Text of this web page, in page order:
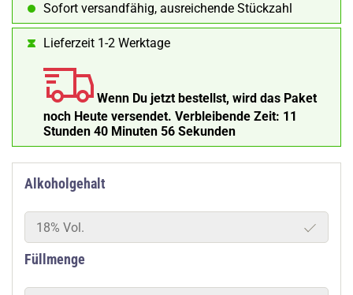
Sofort versandfähig, ausreichende Stückzahl
Lieferzeit 1-2 Werktage
Wenn Du jetzt bestellst, wird das Paket
noch Heute versendet. Verbleibende Zeit: 11
Stunden 40 Minuten 55 Sekunden
Alkoholgehalt
18% Vol.
Füllmenge